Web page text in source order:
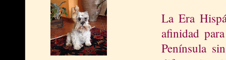
La Era
afinidad
Península